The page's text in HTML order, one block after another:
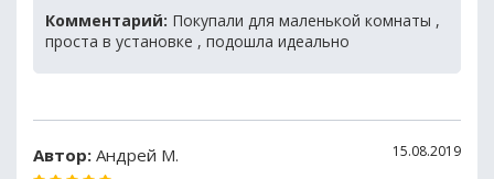
Комментарий: Покупали для маленькой комнаты ,
проста в установке , подошла идеально
Автор: Андрей М. 15.08.2019